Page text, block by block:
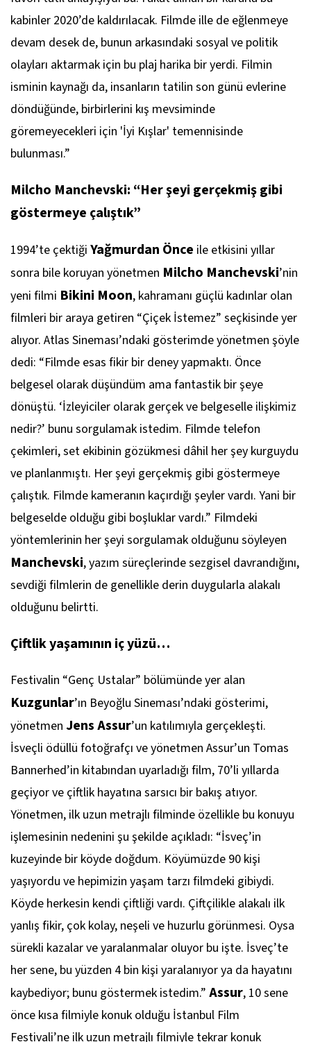
kabinler 2020’de kaldırılacak. Filmde ille de eğlenmeye
devam desek de, bunun arkasındaki sosyal ve politik
olayları aktarmak için bu plaj harika bir yerdi. Filmin
isminin kaynağı da, insanların tatilin son günü evlerine
döndüğünde, birbirlerini kış mevsiminde
göremeyecekleri için 'İyi Kışlar' temennisinde
bulunması.”
Milcho Manchevski: “Her şeyi gerçekmiş gibi
göstermeye çalıştık”
1994’te çektiği Yağmurdan Önce ile etkisini yıllar
sonra bile koruyan yönetmen Milcho Manchevski’nin
yeni filmi Bikini Moon, kahramanı güçlü kadınlar olan
filmleri bir araya getiren “Çiçek İstemez” seçkisinde yer
alıyor. Atlas Sineması’ndaki gösterimde yönetmen şöyle
dedi: “Filmde esas fikir bir deney yapmaktı. Önce
belgesel olarak düşündüm ama fantastik bir şeye
dönüştü. ‘İzleyiciler olarak gerçek ve belgeselle ilişkimiz
nedir?’ bunu sorgulamak istedim. Filmde telefon
çekimleri, set ekibinin gözükmesi dâhil her şey kurguydu
ve planlanmıştı. Her şeyi gerçekmiş gibi göstermeye
çalıştık. Filmde kameranın kaçırdığı şeyler vardı. Yani bir
belgeselde olduğu gibi boşluklar vardı.” Filmdeki
yöntemlerinin her şeyi sorgulamak olduğunu söyleyen
Manchevski, yazım süreçlerinde sezgisel davrandığını,
sevdiği filmlerin de genellikle derin duygularla alakalı
olduğunu belirtti.
Çiftlik yaşamının iç yüzü…
Festivalin “Genç Ustalar” bölümünde yer alan
Kuzgunlar’ın Beyoğlu Sineması’ndaki gösterimi,
yönetmen Jens Assur’un katılımıyla gerçekleşti.
İsveçli ödüllü fotoğrafçı ve yönetmen Assur’un Tomas
Bannerhed’in kitabından uyarladığı film, 70’li yıllarda
geçiyor ve çiftlik hayatına sarsıcı bir bakış atıyor.
Yönetmen, ilk uzun metrajlı filminde özellikle bu konuyu
işlemesinin nedenini şu şekilde açıkladı: “İsveç’in
kuzeyinde bir köyde doğdum. Köyümüzde 90 kişi
yaşıyordu ve hepimizin yaşam tarzı filmdeki gibiydi.
Köyde herkesin kendi çiftliği vardı. Çiftçilikle alakalı ilk
yanlış fikir, çok kolay, neşeli ve huzurlu görünmesi. Oysa
sürekli kazalar ve yaralanmalar oluyor bu işte. İsveç’te
her sene, bu yüzden 4 bin kişi yaralanıyor ya da hayatını
kaybediyor; bunu göstermek istedim.” Assur, 10 sene
önce kısa filmiyle konuk olduğu İstanbul Film
Festivali’ne ilk uzun metrajlı filmiyle tekrar konuk